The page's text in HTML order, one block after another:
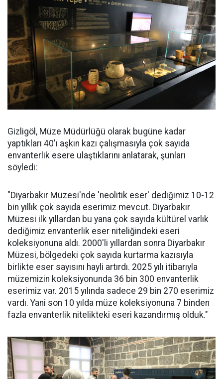
Gizligöl, Müze Müdürlüğü olarak bugüne kadar
yaptıkları 40'ı aşkın kazı çalışmasıyla çok sayıda
envanterlik esere ulaştıklarını anlatarak, şunları
söyledi:
"Diyarbakır Müzesi'nde 'neolitik eser' dediğimiz 10-12
bin yıllık çok sayıda eserimiz mevcut. Diyarbakır
Müzesi ilk yıllardan bu yana çok sayıda kültürel varlık
dediğimiz envanterlik eser niteliğindeki eseri
koleksiyonuna aldı. 2000'li yıllardan sonra Diyarbakır
Müzesi, bölgedeki çok sayıda kurtarma kazısıyla
birlikte eser sayısını hayli artırdı. 2025 yılı itibarıyla
müzemizin koleksiyonunda 36 bin 300 envanterlik
eserimiz var. 2015 yılında sadece 29 bin 270 eserimiz
vardı. Yani son 10 yılda müze koleksiyonuna 7 binden
fazla envanterlik nitelikteki eseri kazandırmış olduk."